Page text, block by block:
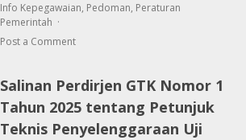
Info Kepegawaian, Pedoman, Peraturan
Pemerintah
Post a Comment
Salinan Perdirjen GTK Nomor 1
Tahun 2025 tentang Petunjuk
Teknis Penyelenggaraan Uji